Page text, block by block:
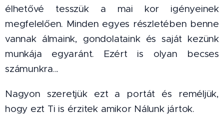
élhetővé tesszük a mai kor igényeinek
megfelelően. Minden egyes részletében benne
vannak álmaink, gondolataink és saját kezünk
munkája egyaránt. Ezért is olyan becses
számunkra...
Nagyon szeretjük ezt a portát és reméljük,
hogy ezt Ti is érzitek amikor Nálunk jártok.